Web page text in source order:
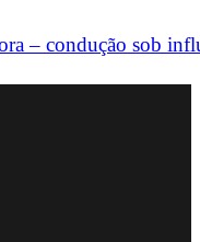
– condução sob